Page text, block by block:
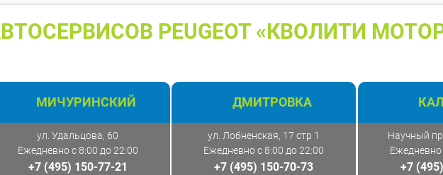
PEUGEOT «КВОЛИТИ
МИЧУРИНСКИЙ
ул. Удальцова, 60
Ежедневно с 8:00 до 22:00
+7 (495) 150-77-21
ДМИТРОВКА
ул. Лобненская, 17 стр 1
Ежедневно с 8:00 до 22:00
+7 (495) 150-70-73
Научный
Ежедневно
+7